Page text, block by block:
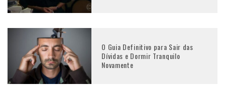
O Guia Definitivo para Sair das
Dívidas e Dormir Tranquilo
Novamente